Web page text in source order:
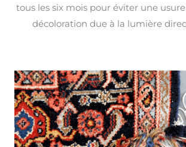
tous les six mois pour éviter une
décoloration due à la lumière